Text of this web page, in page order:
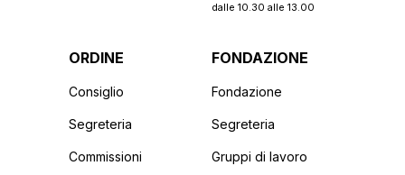
dalle 10.30 alle 13.00
ORDINE
Consiglio
Segreteria
Commissioni
FONDAZIONE
Fondazione
Segreteria
Gruppi di lavoro